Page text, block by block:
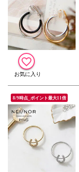
8/9時点_ポイント最大11倍